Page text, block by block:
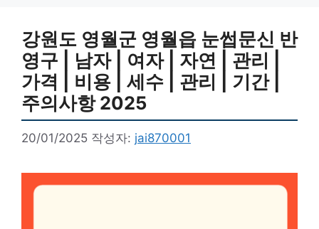
강원도 영월군 영월읍 눈썹문신 반
영구 | 남자 | 여자 | 자연 | 관리 |
가격 | 비용 | 세수 | 관리 | 기간 |
주의사항 2025
20/01/2025 작성자: jai870001